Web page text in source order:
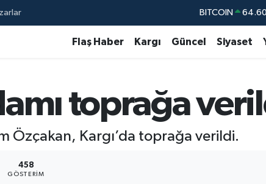
BITCOIN
GRAM ALTIN
Flaş Haber Kargı Güncel Siyaset
toprağa
Özçakan, Kargı’da toprağa verildi.
458
GÖSTERIM